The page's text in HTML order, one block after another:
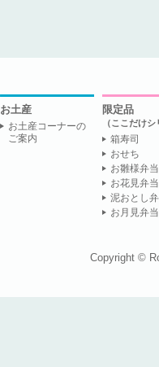
お土産
お土産コーナーの
ご案内
限定品
（ここだけ
箱寿司
おせち
お雛様弁当
お花見弁当
泥おとし
お月見弁当
Copyright ©